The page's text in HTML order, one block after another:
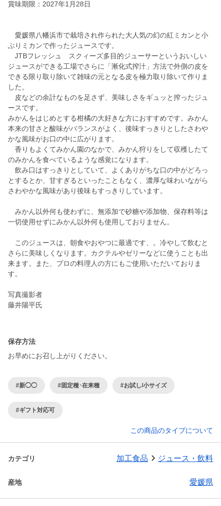
賞味期限：2027年1月28日
愛媛県八幡浜市で栽培され作られた大人気の幻の紅ミカンと小
ぶりミカンで作ったジュースです。
JTBフレッシュ スクィーズ多目的ジューサーというおいしい
ジュースができる工場でさらに「漸化式搾汁」方法で外側の皮を
できる限り取り除いて雑味の元となる皮を極力取り除いて作りま
した。
皮などの余計なものを足さず、美味しさをギュッと搾ったジュ
ースです。
みかんをはじめとする柑橘の大好きな方におすすめです。みかん
本来の甘さと酸味がバランスがよく、後味すっきりとしたさわや
かな風味がお口の中に広がります。
香りもよくてみかん園のなかで、みかん狩りをして収穫したて
のみかんを食べているような感覚になります。
飲み口はすっきりとしていて、よくありがちな口の中がどろっ
とするとか、甘すぎるといったこともなく、濃厚な味わいながら
さわやかな風味があり後味もすっきりしています。
みかん以外何も使わずに、無添加で砂糖や添加物、保存料等は
一切使用せずにみかん以外何も使用しておりません。
このジュースは、朝食やおやつに最適です、。冷やして飲むと
さらに美味しくなります。カクテルやゼリーなどに使うことも出
来ます。また、プロの料理人の方にもご使用いただいておりま
す。
写真撮影者
藤井陽平氏
保存方法
お早めにお召し上がりください。
#新◯◯ #固定種･在来種 #お試し/小サイズ
#ギフト対応可
この商品のタイプについて
カテゴリ 加工食品 ジュース・飲料
産地 愛媛県